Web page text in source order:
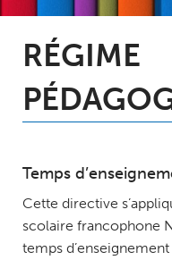
RÉGIME
Temps
Cette directive
scolaire francophone
temps